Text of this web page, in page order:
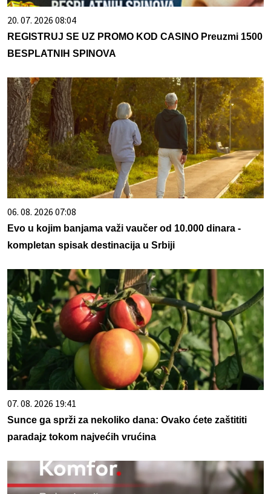
20. 07. 2026 08:04
REGISTRUJ SE UZ PROMO KOD CASINO Preuzmi 1500
BESPLATNIH SPINOVA
06. 08. 2026 07:08
Evo u kojim banjama važi vaučer od 10.000 dinara -
kompletan spisak destinacija u Srbiji
07. 08. 2026 19:41
Sunce ga sprži za nekoliko dana: Ovako ćete zaštititi
paradajz tokom najvećih vrućina